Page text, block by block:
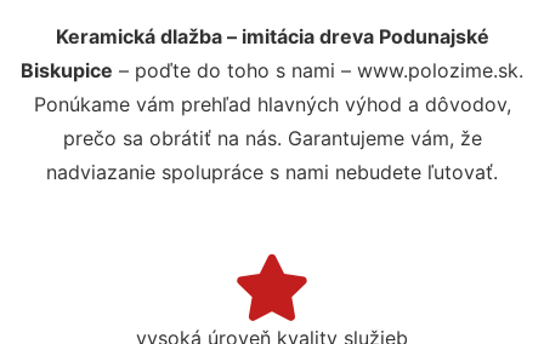
Keramická dlažba – imitácia dreva Podunajské
Biskupice – poďte do toho s nami – www.polozime.sk.
Ponúkame vám prehľad hlavných výhod a dôvodov,
prečo sa obrátiť na nás. Garantujeme vám, že
nadviazanie spolupráce s nami nebudete ľutovať.
vysoká úroveň kvality služieb